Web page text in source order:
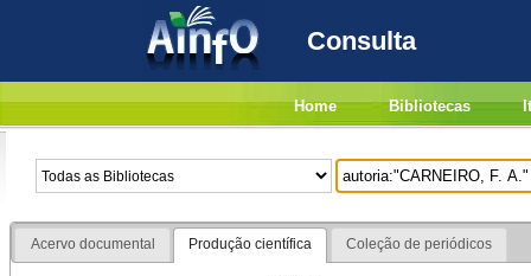
Consulta
Home Bibliotecas
Acervo documental Produção científica Coleção de periódicos